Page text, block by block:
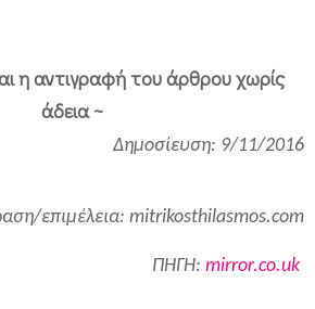
η αντιγραφή του άρθρου χωρίς
άδεια ~
Δημοσίευση: 9/11/2016
επιμέλεια: mitrikosthilasmos.com
ΠΗΓΗ: mirror.co.uk